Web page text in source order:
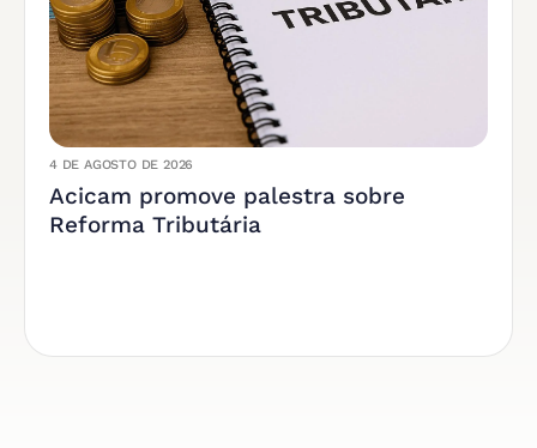
4 DE AGOSTO DE 2026
Acicam promove palestra sobre
Reforma Tributária